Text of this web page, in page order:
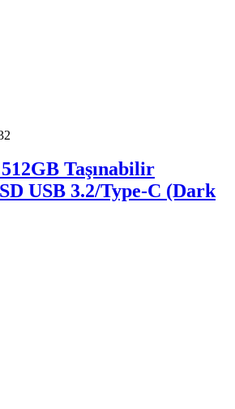
Taşınabilir
USB 3.2/Type-C (Dark